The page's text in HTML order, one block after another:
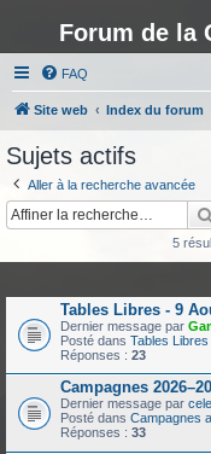
Forum de la
FAQ
Site web Index du forum
Sujets actifs
Aller à la recherche avancée
5
Tables Libres - 9
Dernier message par
Posté dans Tables Libres
Réponses : 23
Campagnes
Dernier message par
Posté dans Campagnes
Réponses : 33